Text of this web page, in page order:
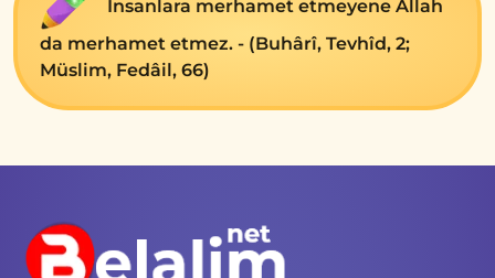
İnsanlara merhamet etmeyene Allah
da merhamet etmez. - (Buhârî, Tevhîd, 2;
Müslim, Fedâil, 66)